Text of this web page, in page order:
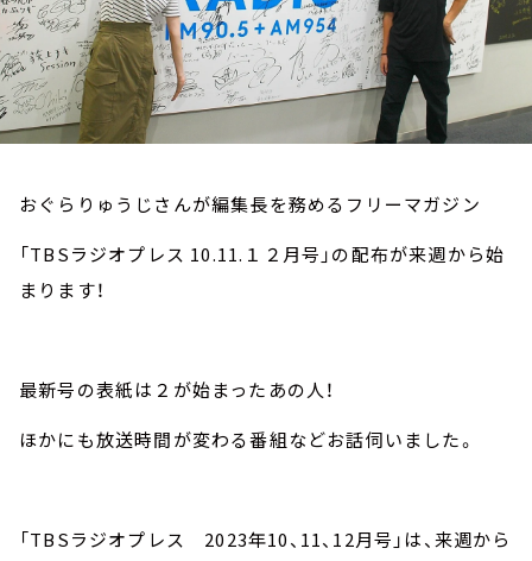
おぐらりゅうじさんが編集長を務めるフリーマガジン
「TBSラジオプレス 10.11.１２月号」の配布が来週から始
まります！
最新号の表紙は２が始まったあの人！
ほかにも放送時間が変わる番組などお話伺いました。
「TBSラジオプレス 2023年10、11、12月号」は、来週から